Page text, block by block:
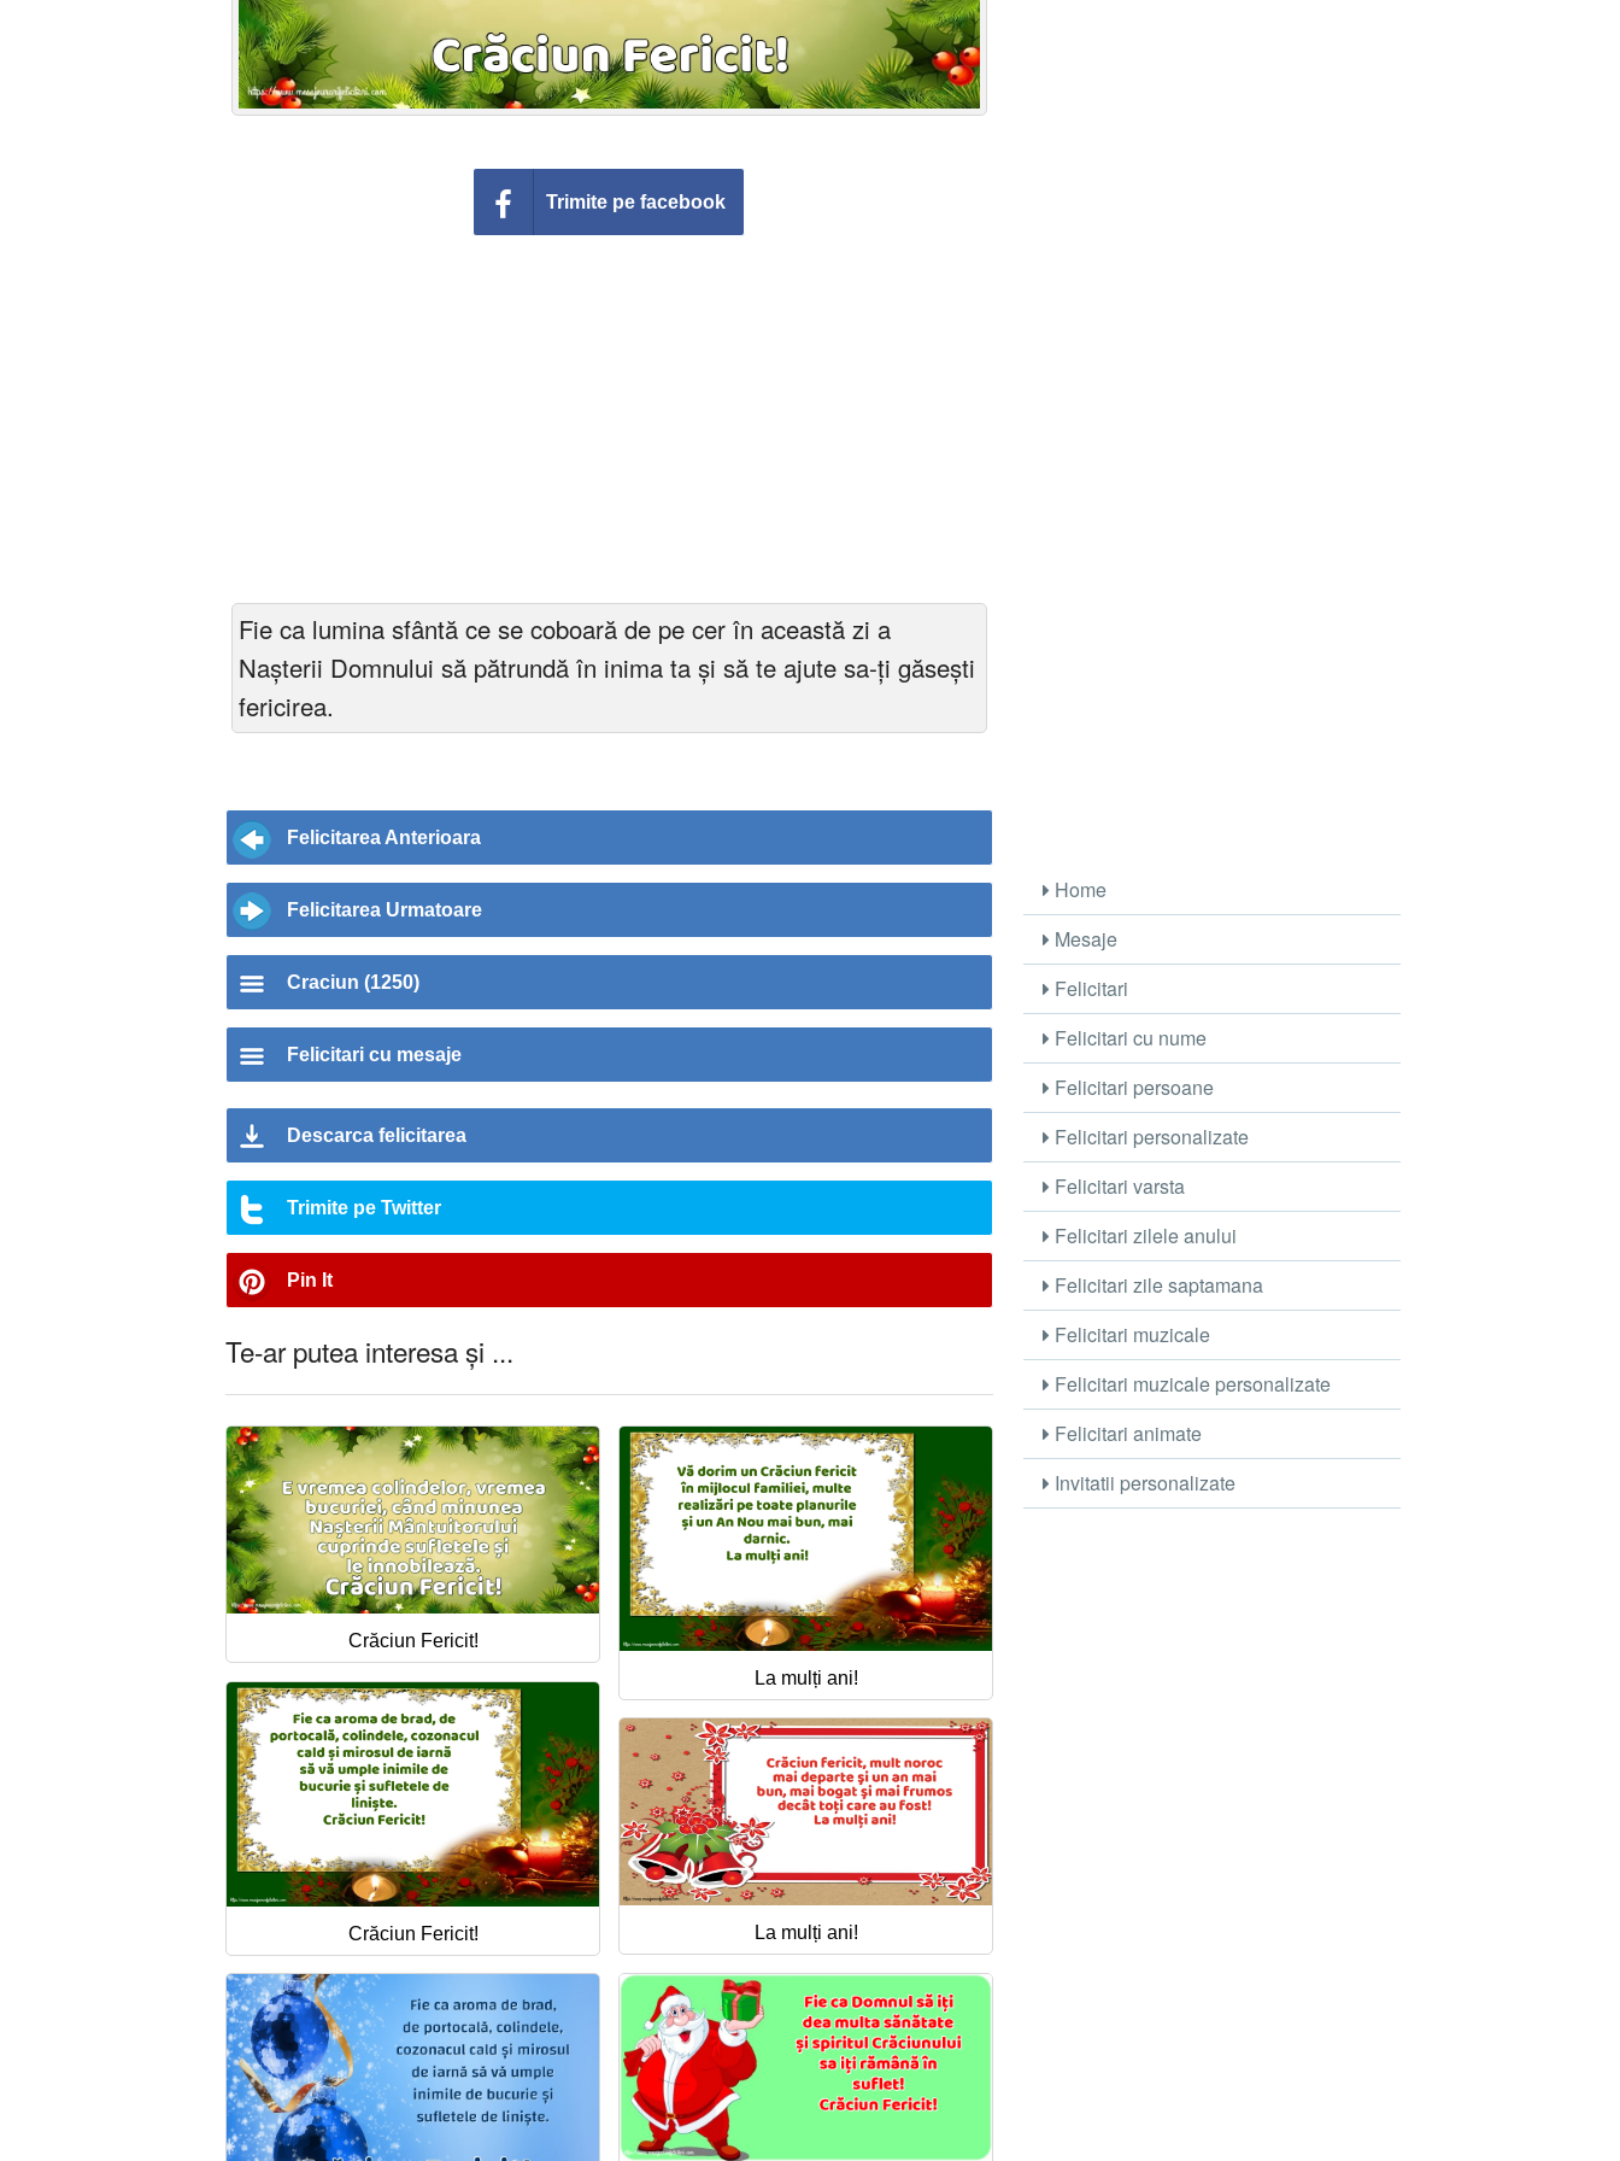
Trimite pe facebook
Fie ca lumina sfântă ce se coboară de pe cer în această zi a
Nașterii Domnului să pătrundă în inima ta și să te ajute sa-ți găsești
fericirea.
Felicitarea Anterioara
Felicitarea Urmatoare
Craciun (1250)
Felicitari cu mesaje
Descarca felicitarea
Trimite pe Twitter
Pin It
Te-ar putea interesa și ...
Crăciun Fericit!
La mulți ani!
Crăciun Fericit! La mulți ani!
Home
Mesaje
Felicitari
Felicitari cu nume
Felicitari persoane
Felicitari personalizate
Felicitari varsta
Felicitari zilele anului
Felicitari zile saptamana
Felicitari muzicale
Felicitari muzicale personalizate
Felicitari animate
Invitatii personalizate